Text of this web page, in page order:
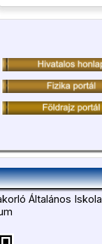
Általános Iskola